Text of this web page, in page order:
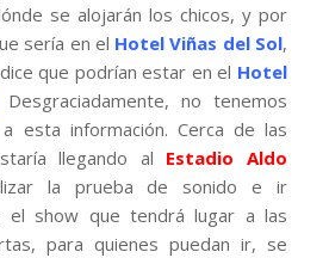
se alojarán los chicos, y por
sería en el Hotel Viñas del Sol,
que podrían estar en el Hotel
Desgraciadamente, no tenemos
esta información. Cerca de las
llegando al Estadio Aldo
la prueba de sonido e ir
el show que tendrá lugar a las
para quienes puedan ir, se